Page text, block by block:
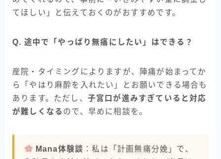
てほしい」と伝えておくのがおすすめです。
Q. 途中で「やっぱり無痛にしたい」はできる？
産院・タイミングによりますが、陣痛が始まってか
ら「やはり麻酔を入れたい」とお願いできる場合も
あります。ただし、 子宮口が進みすぎていると対応
が難しくなる ので、早めに相談を。
Mana体験談 ：私は「計画無痛分娩」で、